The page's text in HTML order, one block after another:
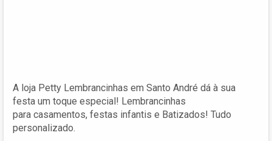
A loja Petty Lembrancinhas em Santo André dá à sua
festa um toque especial! Lembrancinhas
para casamentos, festas infantis e Batizados! Tudo
personalizado.